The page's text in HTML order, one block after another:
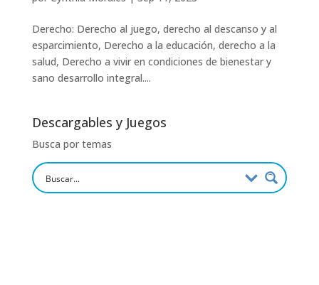
Derecho: Derecho al juego, derecho al descanso y al
esparcimiento, Derecho a la educación, derecho a la
salud, Derecho a vivir en condiciones de bienestar y
sano desarrollo integral....
Descargables y Juegos
Busca por temas